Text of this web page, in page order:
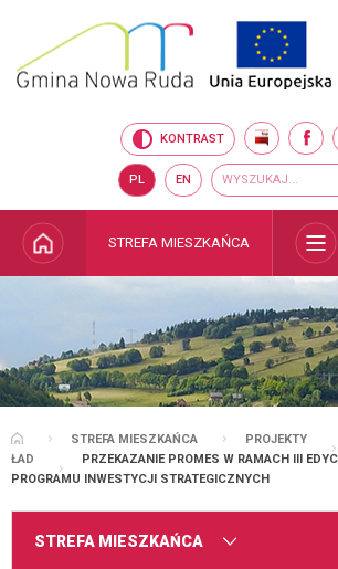
Przejdź do głównego
menu
Przejdź do treści
Przejdź do wyszukiwarki
Przejdź do mapy serwisu
KONTRAST BIP
PL EN Wyszukiwarka
wyszukaj...
STRONA GŁÓWNA
STREFA MIESZKAŃCA
STRONA GŁÓWNA
STREFA MIESZKAŃCA PROJEKTY
ŁAD
PRZEKAZANIE PROMES W RAMACH III
PROGRAMU INWESTYCJI STRATEGICZNYCH
MENU
STREFA MIESZKAŃCA